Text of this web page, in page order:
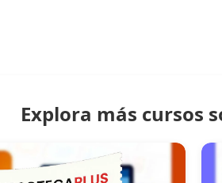
Explora más cursos